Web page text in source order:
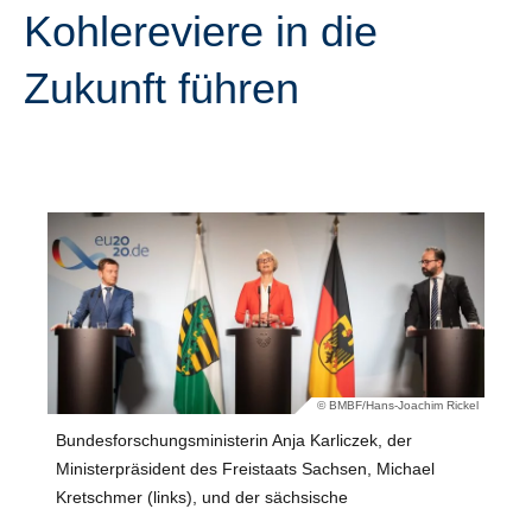
Kohlereviere in die
Zukunft führen
© BMBF/Hans-Joachim Rickel
Bundesforschungsministerin Anja Karliczek, der
Ministerpräsident des Freistaats Sachsen, Michael
Kretschmer (links), und der sächsische